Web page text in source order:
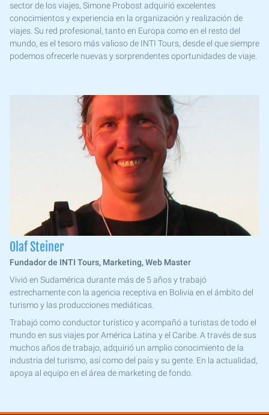
sector de los viajes, Simone Probost adquirió excelentes
conocimientos y experiencia en la organización y realización de
viajes. Su red profesional, tanto en Europa como en el resto del
mundo, es el tesoro más valioso de INTI Tours, desde el que siempre
podemos ofrecerle nuevas y sorprendentes oportunidades de viaje.
Olaf Steiner
Fundador de INTI Tours, Marketing, Web Master
Vivió en Sudamérica durante más de 5 años y trabajó
estrechamente con la agencia receptiva en Bolivia en el ámbito del
turismo y las producciones mediáticas.
Trabajó como conductor turístico y acompañó a turistas de todo el
mundo en sus viajes por América Latina y el Caribe. A través de sus
muchos años de trabajo, adquirió un amplio conocimiento de la
industria del turismo, así como del país y su gente. En la actualidad,
apoya al equipo en el área de marketing de fondo.